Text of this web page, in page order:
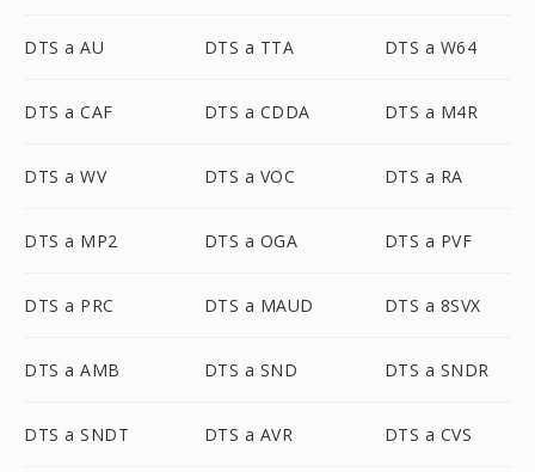
DTS a AU DTS a TTA DTS a W64
DTS a CAF DTS a CDDA DTS a M4R
DTS a WV DTS a VOC DTS a RA
DTS a MP2 DTS a OGA DTS a PVF
DTS a PRC DTS a MAUD DTS a 8SVX
DTS a AMB DTS a SND DTS a SNDR
DTS a SNDT DTS a AVR DTS a CVS